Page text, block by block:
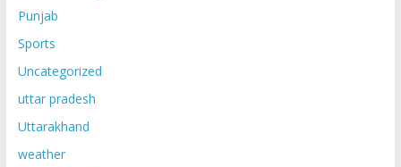
Punjab
Sports
Uncategorized
uttar pradesh
Uttarakhand
weather